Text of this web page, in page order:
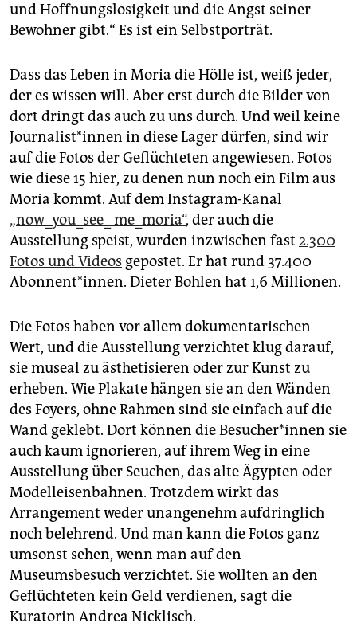
und Hoffnungslosigkeit und die Angst seiner
Bewohner gibt.“ Es ist ein Selbstporträt.
Dass das Leben in Moria die Hölle ist, weiß jeder,
der es wissen will. Aber erst durch die Bilder von
dort dringt das auch zu uns durch. Und weil keine
Jour­na­lis­t*in­nen in diese Lager dürfen, sind wir
auf die Fotos der Geflüchteten angewiesen. Fotos
wie diese 15 hier, zu denen nun noch ein Film aus
Moria kommt. Auf dem Instagram-Kanal
„now_you_see_ me_moria“, der auch die
Ausstellung speist, wurden inzwischen fast 2.300
Fotos und Videos gepostet. Er hat rund 37.400
Abonnent*innen. Dieter Bohlen hat 1,6 Millionen.
Die Fotos haben vor allem dokumentarischen
Wert, und die Ausstellung verzichtet klug darauf,
sie museal zu ästhetisieren oder zur Kunst zu
erheben. Wie Plakate hängen sie an den Wänden
des Foyers, ohne Rahmen sind sie einfach auf die
Wand geklebt. Dort können die Besuche­r*in­nen sie
auch kaum ignorieren, auf ihrem Weg in eine
Ausstellung über Seuchen, das alte Ägypten oder
Modelleisenbahnen. Trotzdem wirkt das
Arrangement weder unangenehm aufdringlich
noch belehrend. Und man kann die Fotos ganz
umsonst sehen, wenn man auf den
Museumsbesuch verzichtet. Sie wollten an den
Geflüchteten kein Geld verdienen, sagt die
Kuratorin Andrea Nicklisch.